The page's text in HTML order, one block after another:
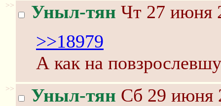
>> Уныл-тян Чт 27 июня
>>18979
А как на
>> Уныл-тян Сб 29 июня